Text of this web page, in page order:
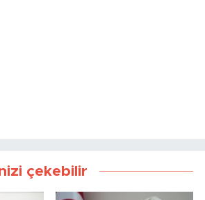
çekebilir